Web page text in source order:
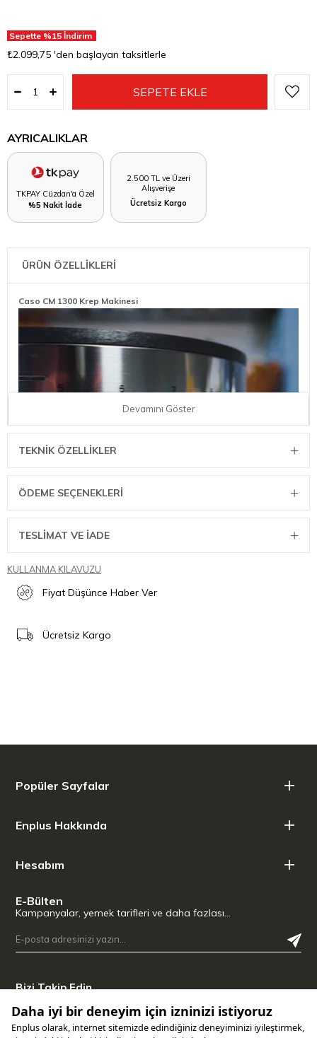
Sepette %15 İndirim
₺2.099,75 'den başlayan taksitlerle
AYRICALIKLAR
TKPAY Cüzdan'a Özel
%5 Nakit İade
2.500 TL ve Üzeri
Alışverişe
Ücretsiz Kargo
ÜRÜN ÖZELLİKLERİ
Caso CM 1300 Krep Makinesi
Fırçalanmış paslanmaz çelik gövdeli Tasarım Krep Makinesi
Modern silindir tasarımı
Ulaşılan sıcaklığı göstermek için renk değiştiren LED
Gerilim: 220-240V, 50-60Hz
Devamını Göster
TEKNIK ÖZELLIKLER
ÖDEME SEÇENEKLERI
TESLİMAT VE İADE
KULLANMA KILAVUZU
Fiyat Düşünce Haber Ver
Ücretsiz Kargo
Popüler Sayfalar
Enplus Hakkında
Hesabım
E-Bülten
Kampanyalar, yemek tarifleri ve daha fazlası…
Bizi Takip Edin